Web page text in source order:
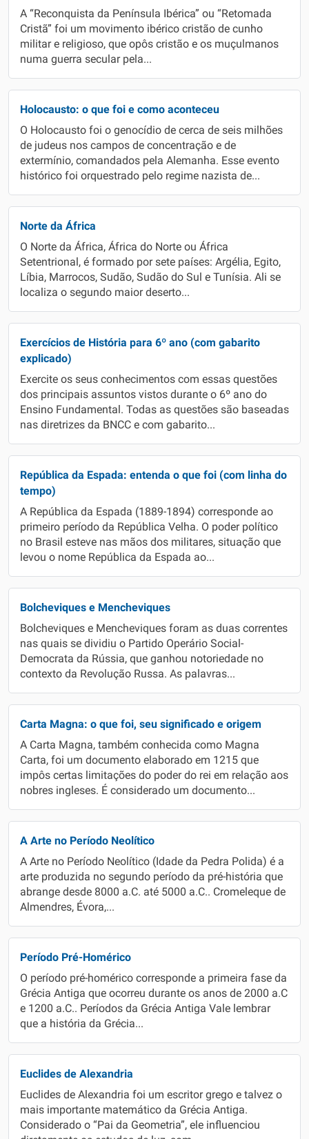
A “Reconquista da Península Ibérica” ou “Retomada
Cristã” foi um movimento ibérico cristão de cunho
militar e religioso, que opôs cristão e os muçulmanos
numa guerra secular pela...
Holocausto: o que foi e como aconteceu
O Holocausto foi o genocídio de cerca de seis milhões
de judeus nos campos de concentração e de
extermínio, comandados pela Alemanha. Esse evento
histórico foi orquestrado pelo regime nazista de...
Norte da África
O Norte da África, África do Norte ou África
Setentrional, é formado por sete países: Argélia, Egito,
Líbia, Marrocos, Sudão, Sudão do Sul e Tunísia. Ali se
localiza o segundo maior deserto...
Exercícios de História para 6º ano (com gabarito
explicado)
Exercite os seus conhecimentos com essas questões
dos principais assuntos vistos durante o 6º ano do
Ensino Fundamental. Todas as questões são baseadas
nas diretrizes da BNCC e com gabarito...
República da Espada: entenda o que foi (com linha do
tempo)
A República da Espada (1889-1894) corresponde ao
primeiro período da República Velha. O poder político
no Brasil esteve nas mãos dos militares, situação que
levou o nome República da Espada ao...
Bolcheviques e Mencheviques
Bolcheviques e Mencheviques foram as duas correntes
nas quais se dividiu o Partido Operário Social-
Democrata da Rússia, que ganhou notoriedade no
contexto da Revolução Russa. As palavras...
Carta Magna: o que foi, seu significado e origem
A Carta Magna, também conhecida como Magna
Carta, foi um documento elaborado em 1215 que
impôs certas limitações do poder do rei em relação aos
nobres ingleses. É considerado um documento...
A Arte no Período Neolítico
A Arte no Período Neolítico (Idade da Pedra Polida) é a
arte produzida no segundo período da pré-história que
abrange desde 8000 a.C. até 5000 a.C.. Cromeleque de
Almendres, Évora,...
Período Pré-Homérico
O período pré-homérico corresponde a primeira fase da
Grécia Antiga que ocorreu durante os anos de 2000 a.C
e 1200 a.C.. Períodos da Grécia Antiga Vale lembrar
que a história da Grécia...
Euclides de Alexandria
Euclides de Alexandria foi um escritor grego e talvez o
mais importante matemático da Grécia Antiga.
Considerado o “Pai da Geometria”, ele influenciou